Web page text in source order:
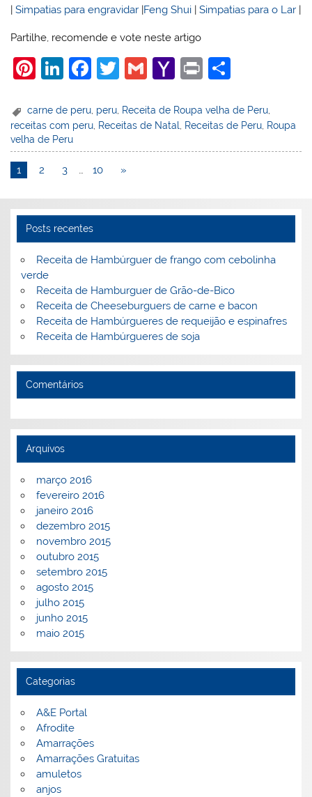
|Simpatias para engravidar |Feng Shui |Simpatias para o Lar |
Partilhe, recomende e vote neste artigo
Pi
er
e
st
Li
k
e
dI
n
F
c
e
b
o
k
T
itt
er
G
ai
l
Y
h
o
o
l
Pr
t
ar
e
carne de peru, peru, Receita de Roupa velha de Peru,
receitas com peru Receitas de Natal Receitas de Peru Roupa
velha de Peru
1 2 3 … 10 »
Posts recentes
Receita de Hambúrguer de frango com cebolinha
verde
Receita de Hamburguer de Grão-de-Bico
Receita de Cheeseburguers de carne e bacon
Receita de Hambúrgueres de requeijão e espinafres
Receita de Hambúrgueres de soja
Comentários
Arquivos
março 2016
fevereiro 2016
janeiro 2016
dezembro 2015
novembro 2015
outubro 2015
setembro 2015
agosto 2015
julho 2015
junho 2015
maio 2015
Categorias
A&E Portal
Afrodite
Amarrações
Amarrações Gratuitas
amuletos
anjos